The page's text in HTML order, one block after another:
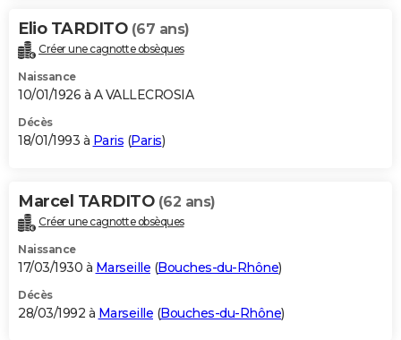
Elio TARDITO (67 ans)
Créer une cagnotte obsèques
Naissance
10/01/1926 à A VALLECROSIA
Décès
18/01/1993 à Paris (Paris)
Marcel TARDITO (62 ans)
Créer une cagnotte obsèques
Naissance
17/03/1930 à Marseille (Bouches-du-Rhône)
Décès
28/03/1992 à Marseille (Bouches-du-Rhône)